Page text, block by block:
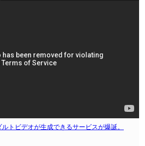
トビデオが生成できるサービスが爆誕。